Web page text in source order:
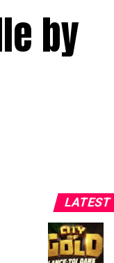
by
LATEST